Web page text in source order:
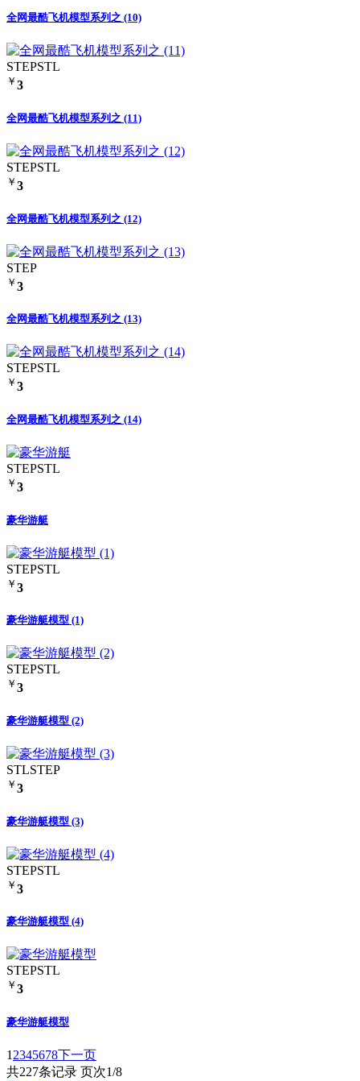
全网最酷飞机模型系列之 (10)
STEPSTL
￥ 3
全网最酷飞机模型系列之 (11)
STEPSTL
￥ 3
全网最酷飞机模型系列之 (12)
STEP
￥ 3
全网最酷飞机模型系列之 (13)
STEPSTL
￥ 3
全网最酷飞机模型系列之 (14)
STEPSTL
￥ 3
豪华游艇
STEPSTL
￥ 3
豪华游艇模型 (1)
STEPSTL
￥ 3
豪华游艇模型 (2)
STLSTEP
￥ 3
豪华游艇模型 (3)
STEPSTL
￥ 3
豪华游艇模型 (4)
STEPSTL
￥ 3
豪华游艇模型
1 2345678下一页
共227条记录 页次1/8